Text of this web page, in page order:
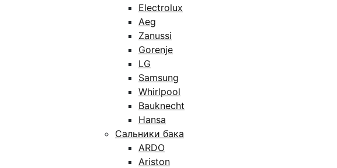
Electrolux
Aeg
Zanussi
Gorenje
LG
Samsung
Whirlpool
Bauknecht
Hansa
Сальники бака
ARDO
Ariston